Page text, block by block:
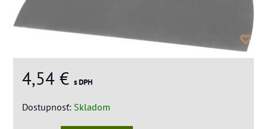
4,54 € s DPH
Dostupnosť: Skladom